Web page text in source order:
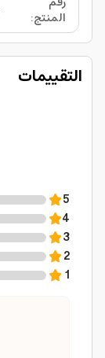
المنتج:
التقييمات
5
4
3
2
1